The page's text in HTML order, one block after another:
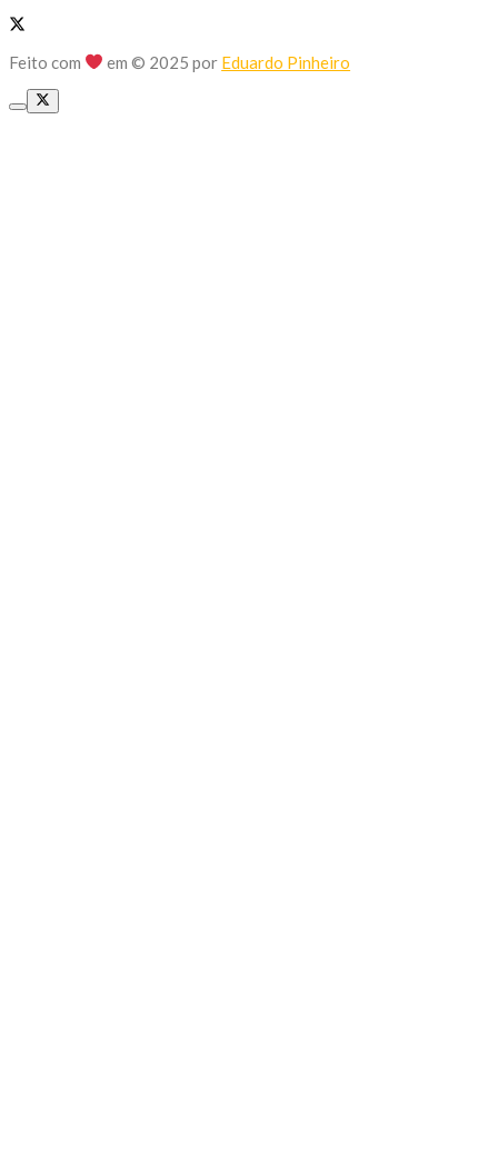
Feito com em © 2025 por Eduardo Pinheiro